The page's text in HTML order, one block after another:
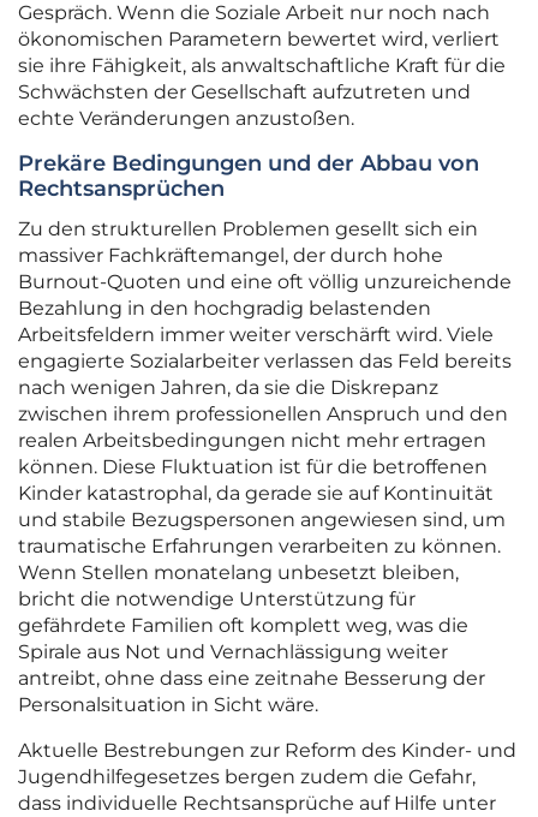
Gespräch. Wenn die Soziale Arbeit nur noch nach
ökonomischen Parametern bewertet wird, verliert
sie ihre Fähigkeit, als anwaltschaftliche Kraft für die
Schwächsten der Gesellschaft aufzutreten und
echte Veränderungen anzustoßen.
Prekäre Bedingungen und der Abbau von
Rechtsansprüchen
Zu den strukturellen Problemen gesellt sich ein
massiver Fachkräftemangel, der durch hohe
Burnout-Quoten und eine oft völlig unzureichende
Bezahlung in den hochgradig belastenden
Arbeitsfeldern immer weiter verschärft wird. Viele
engagierte Sozialarbeiter verlassen das Feld bereits
nach wenigen Jahren, da sie die Diskrepanz
zwischen ihrem professionellen Anspruch und den
realen Arbeitsbedingungen nicht mehr ertragen
können. Diese Fluktuation ist für die betroffenen
Kinder katastrophal, da gerade sie auf Kontinuität
und stabile Bezugspersonen angewiesen sind, um
traumatische Erfahrungen verarbeiten zu können.
Wenn Stellen monatelang unbesetzt bleiben,
bricht die notwendige Unterstützung für
gefährdete Familien oft komplett weg, was die
Spirale aus Not und Vernachlässigung weiter
antreibt, ohne dass eine zeitnahe Besserung der
Personalsituation in Sicht wäre.
Aktuelle Bestrebungen zur Reform des Kinder- und
Jugendhilfegesetzes bergen zudem die Gefahr,
dass individuelle Rechtsansprüche auf Hilfe unter